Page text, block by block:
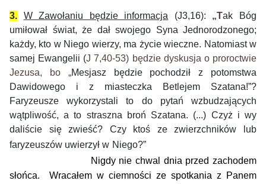
3. W Zawołaniu będzie informacja (J3,16): „Tak Bóg
umiłował świat, że dał swojego Syna Jednorodzonego;
każdy, kto w Niego wierzy, ma życie wieczne. Natomiast w
samej Ewangelii (J 7,40-53) będzie dyskusja o proroctwie
Jezusa, bo „Mesjasz będzie pochodził z potomstwa
Dawidowego i z miasteczka Betlejem Szatana!”?
Faryzeusze wykorzystali to do pytań wzbudzających
wątpliwość, a to straszna broń Szatana. (...) Czyż i wy
daliście się zwieść? Czy ktoś ze zwierzchników lub
faryzeuszów uwierzył w Niego?”
Nigdy nie chwal dnia przed zachodem
słońca. Wracałem w ciemności ze spotkania z Panem